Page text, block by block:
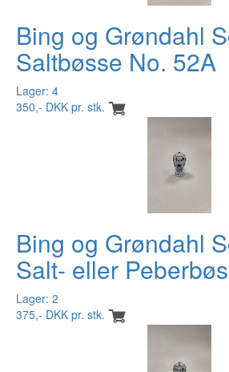
Bing og Grøndahl
Saltbøsse No. 52A
Lager: 4
350,- DKK pr. stk.
Bing og Grøndahl
Salt- eller
Lager: 2
375,- DKK pr. stk.